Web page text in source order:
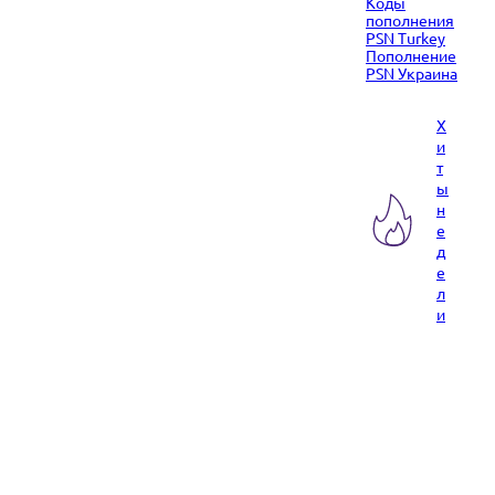
пополнения
PSN Turkey
Пополнение
PSN Украина
Х
и
т
ы
н
е
д
е
л
и